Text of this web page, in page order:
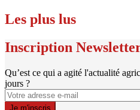
Les plus lus
Inscription
Qu’est ce qui a agité l'actualité
jours ?